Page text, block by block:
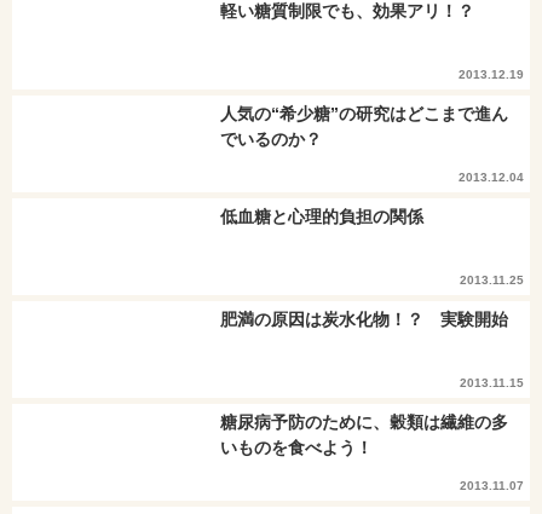
軽い糖質制限でも、効果アリ！？
2013.12.19
人気の“希少糖”の研究はどこまで進ん
でいるのか？
2013.12.04
低血糖と心理的負担の関係
2013.11.25
肥満の原因は炭水化物！？ 実験開始
2013.11.15
糖尿病予防のために、穀類は繊維の多
いものを食べよう！
2013.11.07